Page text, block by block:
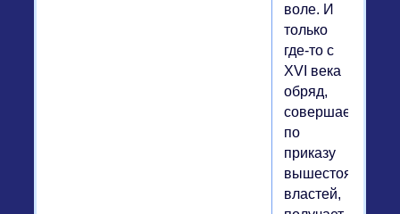
воле. И
только
где-то с
XVI века
обряд,
совершаемый
по
приказу
вышестоящих
властей,